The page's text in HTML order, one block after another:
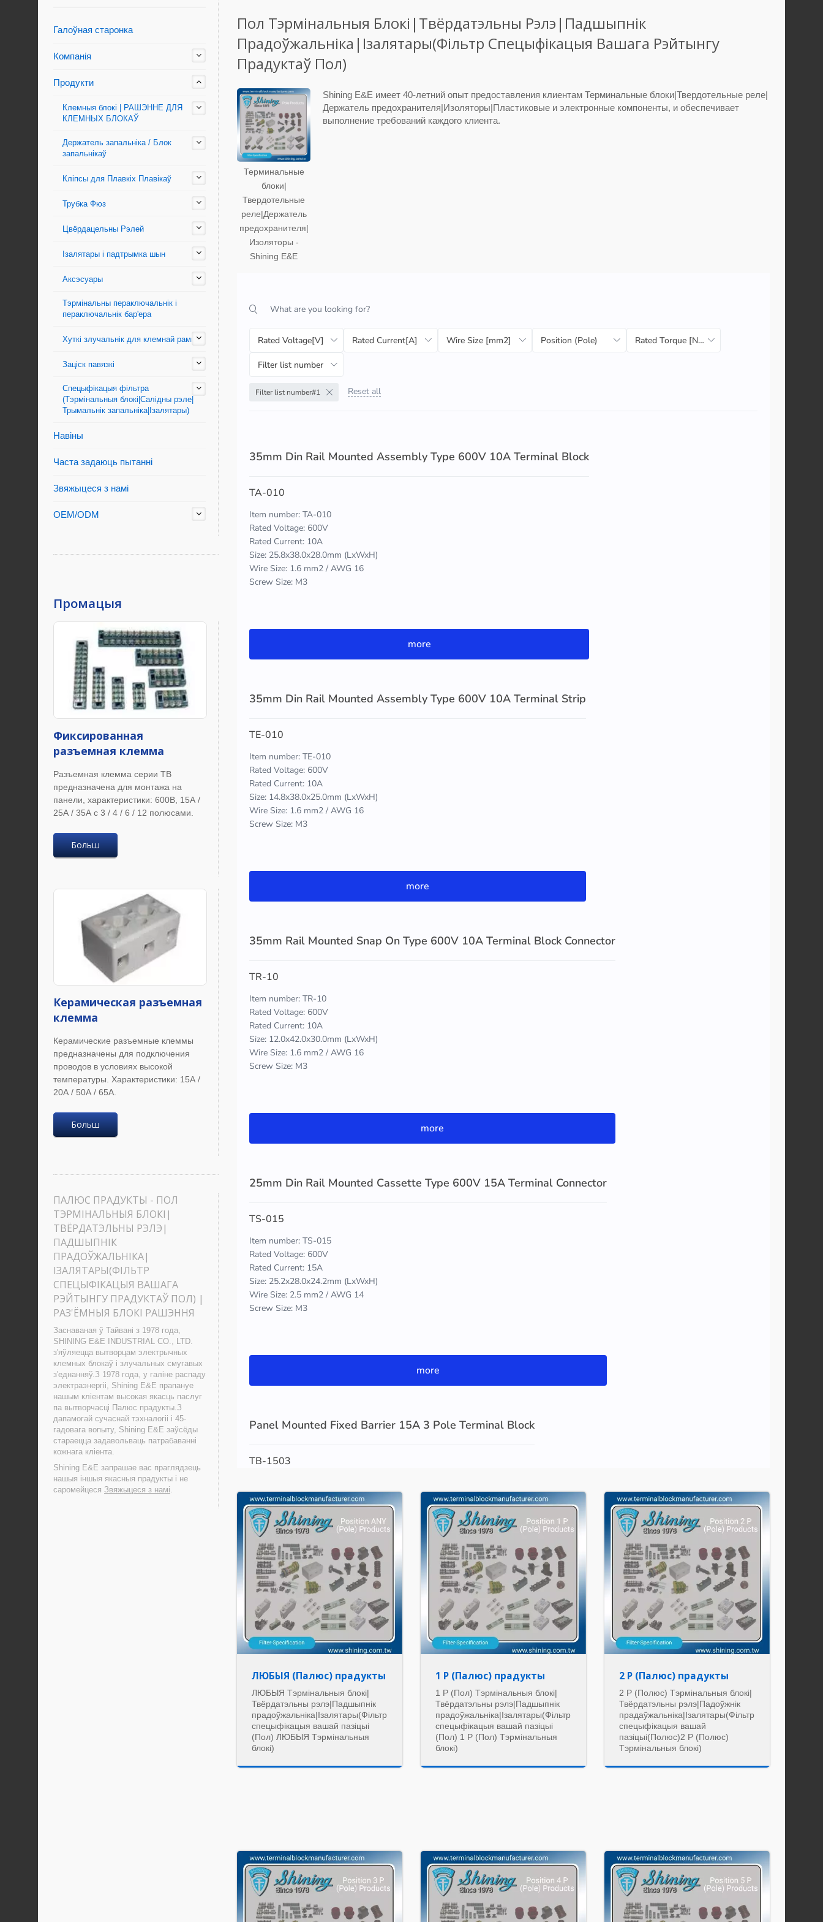
Галоўная старонка
Компанія
Продукти
Клемныя блокі | РАШЭННЕ ДЛЯ
КЛЕМНЫХ БЛОКАЎ
Держатель запальніка / Блок
запальнікаў
Кліпсы для Плавкіх Плавікаў
Трубка Фюз
Цвёрдацельны Рэлей
Ізалятары і падтрымка шын
Аксэсуары
Тэрмінальны пераключальнік і
пераключальнік бар'ера
Хуткі злучальнік для клемнай рамкі
Заціск павязкі
Спецыфікацыя фільтра
(Тэрмінальныя блокі|Салідны рэле|
Трымальнік запальніка|Ізалятары)
Навіны
Часта задаюць пытанні
Звяжыцеся з намі
OEM/ODM
Промацыя
Фиксированная
разъемная клемма
Разъемная клемма серии TB
предназначена для монтажа на
панели, характеристики: 600В, 15А /
25А / 35А с 3 / 4 / 6 / 12 полюсами.
Больш
Керамическая разъемная
клемма
Керамические разъемные клеммы
предназначены для подключения
проводов в условиях высокой
температуры. Характеристики: 15А /
20А / 50А / 65А.
Больш
ПАЛЮС ПРАДУКТЫ - ПОЛ
ТЭРМІНАЛЬНЫЯ БЛОКІ|
ТВЁРДАТЭЛЬНЫ РЭЛЭ|
ПАДШЫПНІК
ПРАДОЎЖАЛЬНІКА|
ІЗАЛЯТАРЫ(ФІЛЬТР
СПЕЦЫФІКАЦЫЯ ВАШАГА
РЭЙТЫНГУ ПРАДУКТАЎ ПОЛ) |
РАЗ'ЁМНЫЯ БЛОКІ РАШЭННЯ
Заснаваная ў Тайвані з 1978 года,
SHINING E&E INDUSTRIAL CO., LTD.
з'яўляецца вытворцам электрычных
клемных блокаў і злучальных смугавых
з'еднанняў.З 1978 года, у галіне распаду
электраэнергіі, Shining E&E прапануе
нашым кліентам высокая якасць паслуг
па вытворчасці Палюс прадукты.З
дапамогай сучаснай тэхналогіі і 45-
гадовага вопыту, Shining E&E заўсёды
стараецца задавольваць патрабаванні
кожнага кліента.
Shining E&E запрашае вас праглядзець
нашыя іншыя якасныя прадукты і не
саромейцеся Звяжыцеся з намі.
Пол Тэрмінальныя Блокі|Твёрдатэльны Рэлэ|Падшыпнік
Прадоўжальніка|Ізалятары(Фільтр Спецыфікацыя Вашага Рэйтынгу
Прадуктаў Пол)
Терминальные
блоки|
Твердотельные
реле|Держатель
предохранителя|
Изоляторы -
Shining E&E
Shining E&E имеет 40-летний опыт предоставления клиентам Терминальные блоки|Твердотельные реле|
Держатель предохранителя|Изоляторы|Пластиковые и электронные компоненты, и обеспечивает
выполнение требований каждого клиента.
ЛЮБЫЯ (Палюс) прадукты
ЛЮБЫЯ Тэрмінальныя блокі|
Твёрдатэльны рэлэ|Падшыпнік
прадоўжальніка|Ізалятары(Фільтр
спецыфікацыя вашай пазіцыі
(Пол) ЛЮБЫЯ Тэрмінальныя
блокі)
1 P (Палюс) прадукты
1 P (Пол) Тэрмінальныя блокі|
Твёрдатэльны рэлэ|Падшыпнік
прадоўжальніка|Ізалятары(Фільтр
спецыфікацыя вашай пазіцыі
(Пол) 1 P (Пол) Тэрмінальныя
блокі)
2 P (Палюс) прадукты
2 P (Полюс) Тэрмінальныя блокі|
Твёрдатэльны рэлэ|Падоўжнік
прадаўжальніка|Ізалятары(Фільтр
спецыфікацыя вашай
пазіцыі(Полюс)2 P (Полюс)
Тэрмінальныя блокі)